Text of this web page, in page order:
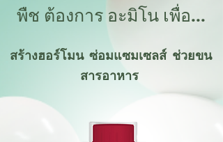
พืช ต้องการ อะมิโน เพื่อ...
สร้างฮอร์โมน ซ่อมแซมเซลส์ ช่วยขน
สารอาหาร